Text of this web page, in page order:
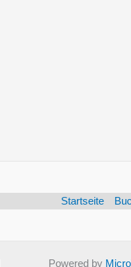
Startseite
Powered by